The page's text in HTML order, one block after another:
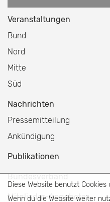
Diese Website benutzt
Wenn du die Website weiter
Veranstaltungen
Bund
Nord
Mitte
Süd
Nachrichten
Pressemitteilung
Ankündigung
Publikationen
Bundesverband
Mitglieder-Angebote